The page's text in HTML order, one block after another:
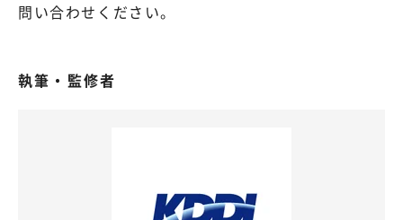
問い合わせください。
執筆・監修者